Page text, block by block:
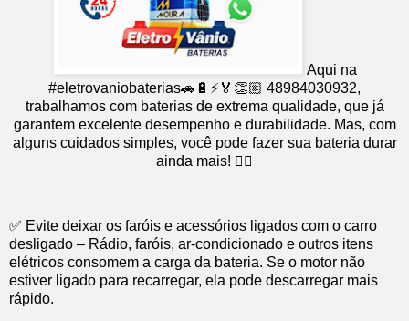
Aqui na
#eletrovaniobaterias🚗🔋⚡️🏅👏🏼 48984030932,
trabalhamos com baterias de extrema qualidade, que já
garantem excelente desempenho e durabilidade. Mas, com
alguns cuidados simples, você pode fazer sua bateria durar
ainda mais! 👇🏻
✅ Evite deixar os faróis e acessórios ligados com o carro
desligado – Rádio, faróis, ar-condicionado e outros itens
elétricos consomem a carga da bateria. Se o motor não
estiver ligado para recarregar, ela pode descarregar mais
rápido.